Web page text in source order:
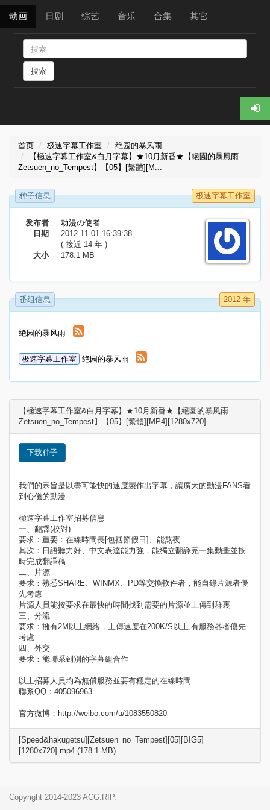
动画 日剧 综艺 音乐 合集 其它
搜索
首页 极速字幕工作室
绝园的暴风雨
【極速字幕工作室&白月字幕】★10月新番★【絕園的暴風雨
Zetsuen_no_Tempest】【05】[繁體][M...
种子信息 极速字幕工作室
发布者
动漫の使者
日期
2012-11-01 16:39:38
( 接近 14 年 )
大小
178.1 MB
番组信息 2012 年
绝园的暴风雨
极速字幕工作室 绝园的暴风雨
【極速字幕工作室&白月字幕】★10月新番★【絕園的暴風雨
Zetsuen_no_Tempest】【05】[繁體][MP4][1280x720]
下载种子
我們的宗旨是以盡可能快的速度製作出字幕，讓廣大的動漫FANS看
到心儀的動漫
極速字幕工作室招募信息
一、翻譯(校對)
要求：重要：在線時間長[包括節假日]、能熬夜
其次：日語聽力好、中文表達能力強，能獨立翻譯完一集動畫並按
時完成翻譯稿
二、片源
要求：熟悉SHARE、WINMX、PD等交換軟件者，能自錄片源者優
先考慮
片源人員能按要求在最快的時間找到需要的片源並上傳到群裏
三、分流
要求：擁有2M以上網絡，上傳速度在200K/S以上,有服務器者優先
考慮
四、外交
要求：能聯系到別的字幕組合作
以上招募人員均為無償服務並要有穩定的在線時間
聯系QQ：405096963
官方微博：http://weibo.com/u/1083550820
[Speed&hakugetsu][Zetsuen_no_Tempest][05][BIG5]
[1280x720].mp4 (178.1 MB)
Copyright 2014-2023 ACG.RIP.